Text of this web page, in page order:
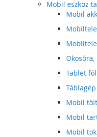
Mobil eszköz
Mobil
Tablet
Mobil
Mobil
Mobil